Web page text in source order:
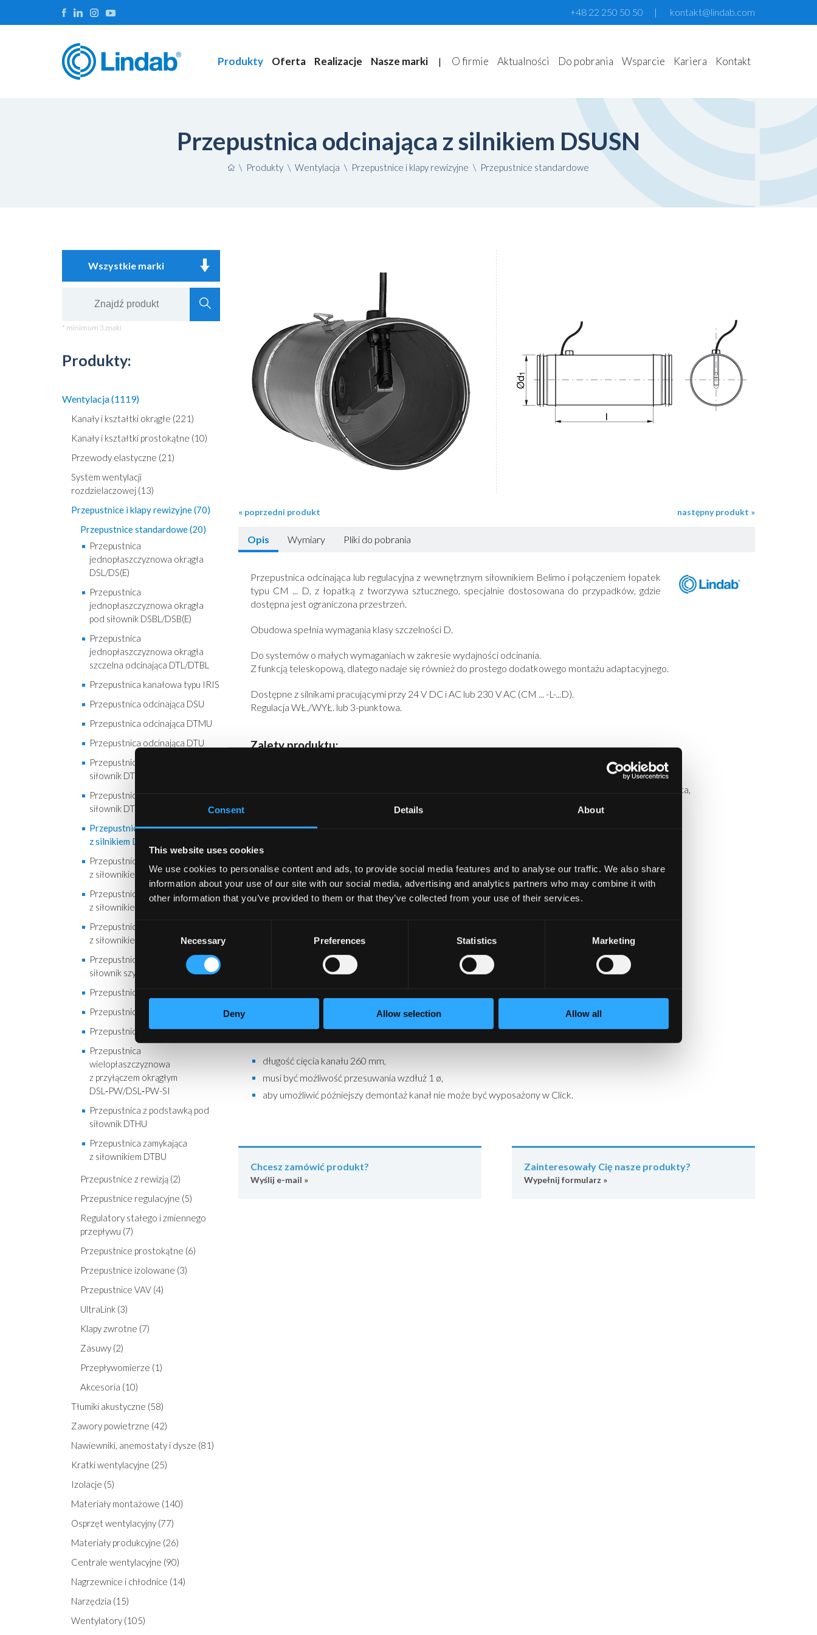
Consent Details About
This website uses cookies
We use cookies to personalise content and ads, to provide social media features and to analyse our traffic. We also share
information about your use of our site with our social media, advertising and analytics partners who may combine it with
other information that you’ve provided to them or that they’ve collected from your use of their services.
Consent
Necessary Preferences Statistics Marketing
Deny Allow selection Allow all
+48 22 250 50 50 | kontakt@lindab.com
Produkty Oferta Realizacje Nasze marki | O firmie Aktualności Do pobrania Wsparcie Kariera Kontakt
Przepustnica odcinająca z silnikiem DSUSN
\ Produkty \ Wentylacja \ Przepustnice i klapy rewizyjne \ Przepustnice standardowe
Wszystkie marki
* minimum 3 znaki
Produkty:
Wentylacja (1119)
Kanały i kształtki okrągłe (221)
Kanały i kształtki prostokątne (10)
Przewody elastyczne (21)
System wentylacji
rozdzielaczowej (13)
Przepustnice i klapy rewizyjne (70)
Przepustnice standardowe (20)
Przepustnica
jednopłaszczyznowa okrągła
DSL/DS(E)
Przepustnica
jednopłaszczyznowa okrągła
pod siłownik DSBL/DSB(E)
Przepustnica
jednopłaszczyznowa okrągła
szczelna odcinająca DTL/DTBL
Przepustnica kanałowa typu IRIS
Przepustnica odcinająca DSU
Przepustnica odcinająca DTMU
Przepustnica odcinająca DTU
Przepustnica odcinająca pod
siłownik DTH1U
Przepustnica odcinająca pod
siłownik DTH2U
Przepustnica odcinająca
z silnikiem DSUSN
Przepustnica odcinająca
z siłownikiem DTBCU
Przepustnica odcinająca
z siłownikiem DTBLU
Przepustnica odcinająca
z siłownikiem DTPU
Przepustnica odcinająca,
siłownik szybkoobrotowy DTFU
Przepustnica regulacyjna DRU
Przepustnica regulacyjna DTBVU
Przepustnica typu IRIS EKO-SI
Przepustnica
wielopłaszczyznowa
z przyłączem okrągłym
DSL‑PW/DSL‑PW-SI
Przepustnica z podstawką pod
siłownik DTHU
Przepustnica zamykająca
z siłownikiem DTBU
Przepustnice z rewizją (2)
Przepustnice regulacyjne (5)
Regulatory stałego i zmiennego
przepływu (7)
Przepustnice prostokątne (6)
Przepustnice izolowane (3)
Przepustnice VAV (4)
UltraLink (3)
Klapy zwrotne (7)
Zasuwy (2)
Przepływomierze (1)
Akcesoria (10)
Tłumiki akustyczne (58)
Zawory powietrzne (42)
Nawiewniki, anemostaty i dysze (81)
Kratki wentylacyjne (25)
Izolacje (5)
Materiały montażowe (140)
Osprzęt wentylacyjny (77)
Materiały produkcyjne (26)
Centrale wentylacyjne (90)
Nagrzewnice i chłodnice (14)
Narzędzia (15)
Wentylatory (105)
« poprzedni produkt następny produkt »
Opis Wymiary Pliki do pobrania
Przepustnica odcinająca lub regulacyjna z wewnętrznym siłownikiem Belimo i połączeniem łopatek
typu CM ... D, z łopatką z tworzywa sztucznego, specjalnie dostosowana do przypadków, gdzie
dostępna jest ograniczona przestrzeń.
Obudowa spełnia wymagania klasy szczelności D.
Do systemów o małych wymaganiach w zakresie wydajności odcinania.
Z funkcją teleskopową, dlatego nadaje się również do prostego dodatkowego montażu adaptacyjnego.
Dostępne z silnikami pracującymi przy 24 V DC i AC lub 230 V AC (CM ... -L-...D).
Regulacja WŁ./WYŁ. lub 3-punktowa.
Zalety produktu:
możliwość instalacji w najmniejszych przestrzeniach bez konieczności zapewniania dodatkowego miejsca,
dzięki uszczelnieniom wargowym zapewniona jakość instalacji i w efekcie szczelność,
w ok. 50 % pozycji przepustnicy jest ciszej niż w przypadku innych konstrukcji przepustnic,
możliwość demontażu (funkcja teleskopowa),
może również zastępować klapę rewizyjną,
korpus ocynkowany, klasa szczelności D,
maks. wilgotność 95 %, bez kondensacji,
do stosowania w układach o ciśnieniu maks. 1000 Pa,
należy uwzględnić kierunek powietrza,
Wskazówki dotyczące montażu:
długość cięcia kanału 260 mm,
musi być możliwość przesuwania wzdłuż 1 ø,
aby umożliwić późniejszy demontaż kanał nie może być wyposażony w Click.
Chcesz zamówić produkt?
Wyślij e-mail »
Zainteresowały Cię nasze produkty?
Wypełnij formularz »